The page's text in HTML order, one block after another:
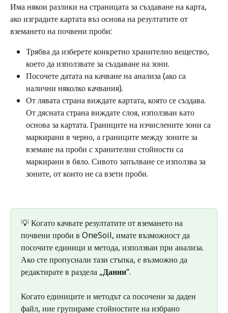
Има някои разлики на страницата за създаване на карта,
ако изградите картата въз основа на резултатите от
вземането на почвени проби:
Трябва да изберете конкретно хранително вещество,
което да използвате за създаване на зони.
Посочете датата на качване на анализа (ако са
налични няколко качвания).
От лявата страна виждате картата, която се създава.
От дясната страна виждате слоя, използван като
основа за картата. Границите на изчислените зони са
маркирани в черно, а границите между зоните за
вземане на проби с хранителни стойности са
маркирани в бяло. Сивото запълване се използва за
зоните, от които не са взети проби.
💡 Когато качвате резултатите от вземането на
почвени проби в OneSoil, имате възможност да
посочите единици и метода, използван при анализа.
Ако сте пропуснали тази стъпка, е възможно да
редактирате в раздела „Данни“.
Когато единиците и методът са посочени за даден
файл, ние групираме стойностите на избрано